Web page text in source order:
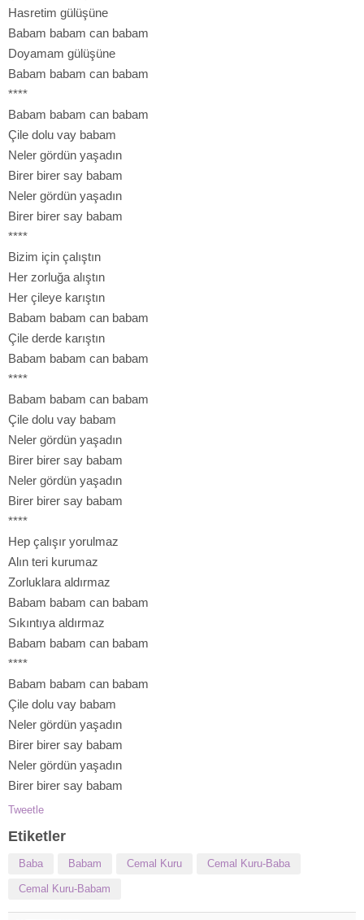
Hasretim gülüşüne
Babam babam can babam
Doyamam gülüşüne
Babam babam can babam
****
Babam babam can babam
Çile dolu vay babam
Neler gördün yaşadın
Birer birer say babam
Neler gördün yaşadın
Birer birer say babam
****
Bizim için çalıştın
Her zorluğa alıştın
Her çileye karıştın
Babam babam can babam
Çile derde karıştın
Babam babam can babam
****
Babam babam can babam
Çile dolu vay babam
Neler gördün yaşadın
Birer birer say babam
Neler gördün yaşadın
Birer birer say babam
****
Hep çalışır yorulmaz
Alın teri kurumaz
Zorluklara aldırmaz
Babam babam can babam
Sıkıntıya aldırmaz
Babam babam can babam
****
Babam babam can babam
Çile dolu vay babam
Neler gördün yaşadın
Birer birer say babam
Neler gördün yaşadın
Birer birer say babam
Tweetle
Etiketler
Baba Babam Cemal Kuru Cemal Kuru-Baba
Cemal Kuru-Babam